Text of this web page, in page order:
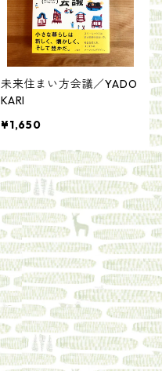
未来住まい方会議／YADO
KARI
¥1,650